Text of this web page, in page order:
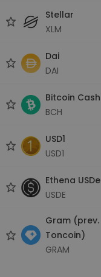
Stellar
XLM
Dai
DAI
Bitcoin Cash
BCH
USD1
USD1
Ethena USDe
USDE
Gram (prev.
Toncoin)
GRAM